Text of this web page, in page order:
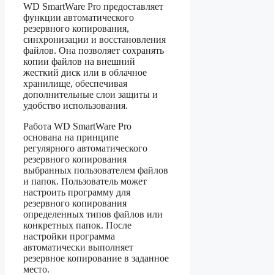
WD SmartWare Pro предоставляет
функции автоматического
резервного копирования,
синхронизации и восстановления
файлов. Она позволяет сохранять
копии файлов на внешний
жесткий диск или в облачное
хранилище, обеспечивая
дополнительные слои защиты и
удобство использования.
Работа WD SmartWare Pro
основана на принципе
регулярного автоматического
резервного копирования
выбранных пользователем файлов
и папок. Пользователь может
настроить программу для
резервного копирования
определенных типов файлов или
конкретных папок. После
настройки программа
автоматически выполняет
резервное копирование в заданное
место.